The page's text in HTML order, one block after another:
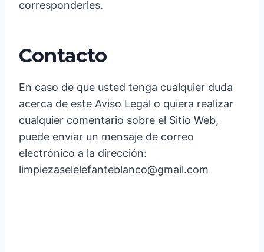
corresponderles.
Contacto
En caso de que usted tenga cualquier duda
acerca de este Aviso Legal o quiera realizar
cualquier comentario sobre el Sitio Web,
puede enviar un mensaje de correo
electrónico a la dirección:
limpiezaselelefanteblanco@gmail.com